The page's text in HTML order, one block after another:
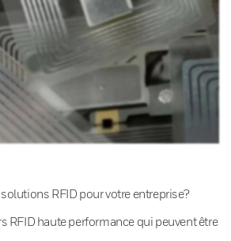
RFID pour votre entreprise?
RFID haute performance qui peuvent être